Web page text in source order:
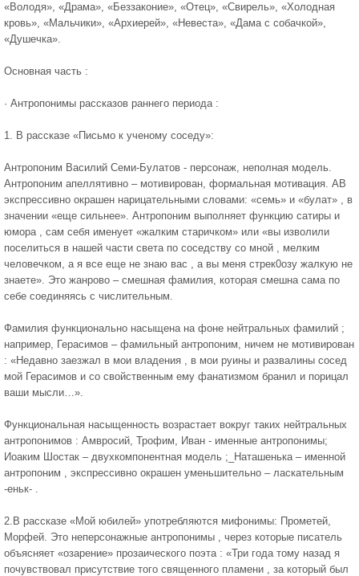
«Володя», «Драма», «Беззаконие», «Отец», «Свирель», «Холодная
кровь», «Мальчики», «Архиерей», «Невеста», «Дама с собачкой»,
«Душечка».
Основная часть :
· Антропонимы рассказов раннего периода :
1. В рассказе «Письмо к ученому соседу»:
Антропоним Василий Семи-Булатов - персонаж, неполная модель.
Антропоним апеллятивно – мотивирован, формальная мотивация. АВ
экспрессивно окрашен нарицательными словами: «семь» и «булат» , в
значении «еще сильнее». Антропоним выполняет функцию сатиры и
юмора , сам себя именует «жалким старичком» или «вы изволили
поселиться в нашей части света по соседству со мной , мелким
человечком, а я все еще не знаю вас , а вы меня стрек0озу жалкую не
знаете». Это жанрово – смешная фамилия, которая смешна сама по
себе соединяясь с числительным.
Фамилия функционально насыщена на фоне нейтральных фамилий ;
например, Герасимов – фамильный антропоним, ничем не мотивирован
: «Недавно заезжал в мои владения , в мои руины и развалины сосед
мой Герасимов и со свойственным ему фанатизмом бранил и порицал
ваши мысли…».
Функциональная насыщенность возрастает вокруг таких нейтральных
антропонимов : Амвросий, Трофим, Иван - именные антропонимы;
Иоаким Шостак – двухкомпонентная модель ;_Наташенька – именной
антропоним , экспрессивно окрашен уменьшительно – ласкательным
-еньк- .
2.В рассказе «Мой юбилей» употребляются мифонимы: Прометей,
Морфей. Это неперсонажные антропонимы , через которые писатель
объясняет «озарение» прозаического поэта : «Три года тому назад я
почувствовал присутствие того священного пламени , за который был